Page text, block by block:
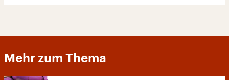
Mehr zum Thema